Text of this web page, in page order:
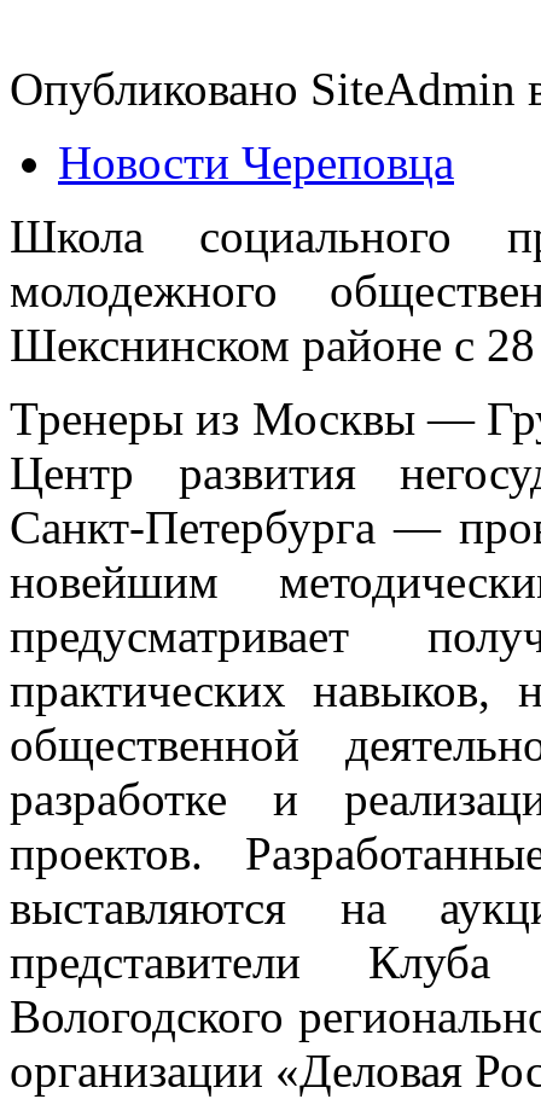
Опубликовано
Новости Череповца
Школа социального
молодежного
Шекснинском районе с
Тренеры из Москвы —
Центр развития
Санкт-Петербурга —
новейшим
предусматривает
практических навыков,
общественной
разработке и
проектов.
выставляются на
представители
Вологодского
организации «Деловая